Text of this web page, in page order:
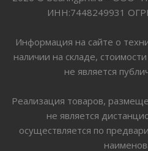
ИНН:7448249931
Информация на сайте о
наличии на складе,
не является
Реализация товаров,
не является
осуществляется по